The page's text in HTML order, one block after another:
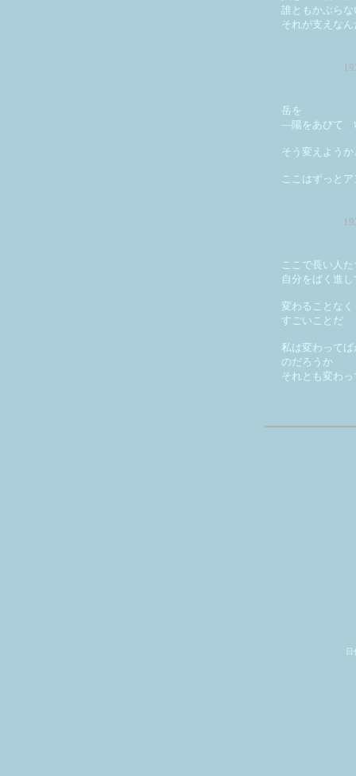
誰ともかぶら
それが支えなん
岳を
―陽をあびて
そう変えようか
ここはずっと
ここで長い人た
自分をばく進
変わることなく
すごいことだ
私は変わって
のだろうか
それとも変わ
日付は通